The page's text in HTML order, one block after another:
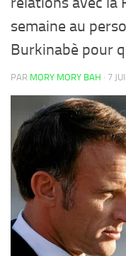
semaine au
Burkinabè pour
PAR MORY MORY BAH · 7